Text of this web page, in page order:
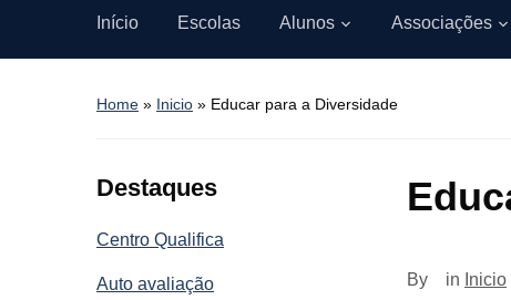
Início Escolas Alunos Associações
Home » Inicio » Educar para a Diversidade
Destaques
Centro Qualifica
Auto avaliação By in Inicio